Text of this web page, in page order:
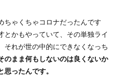
ちゃくちゃコロナだったんです
とかもやっていて、その単独ライ
それが世の中的にできなくなっち
のまま何もしないのは良くないか
ったんです。